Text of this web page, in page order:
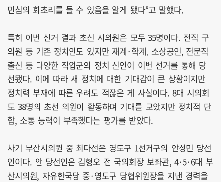
민심의 회초리를 들 수 있음을 알게 됐다”고 말했다.
특히 이번 선거 결과 초선 시의원은 모두 35명이다. 전직 구
의원 등 기존 정치인도 있지만 재계·학계, 소상공인, 전문직
출신 등 다양한 직업군의 정치 신인이 이번 선거를 통해 당
선됐다. 이에 따라 새 정치에 대한 기대감이 큰 상황이지만
정치력 부재에 따른 우려도 적잖은 게 사실이다. 8대 시의회
도 38명의 초선 의원이 활동하며 기대를 모았지만 정치적 단
합, 소통 능력이 부족했다는 평가를 받았다.
차기 부산시의원 중 최다선은 영도구 1선거구의 안성민 당선
인이다. 안 당선인은 김형오 전 국의회장 보좌관, 4·5·6대 부
산시의원, 자유한국당 중·영도구 당협위원장을 지낸 경력을